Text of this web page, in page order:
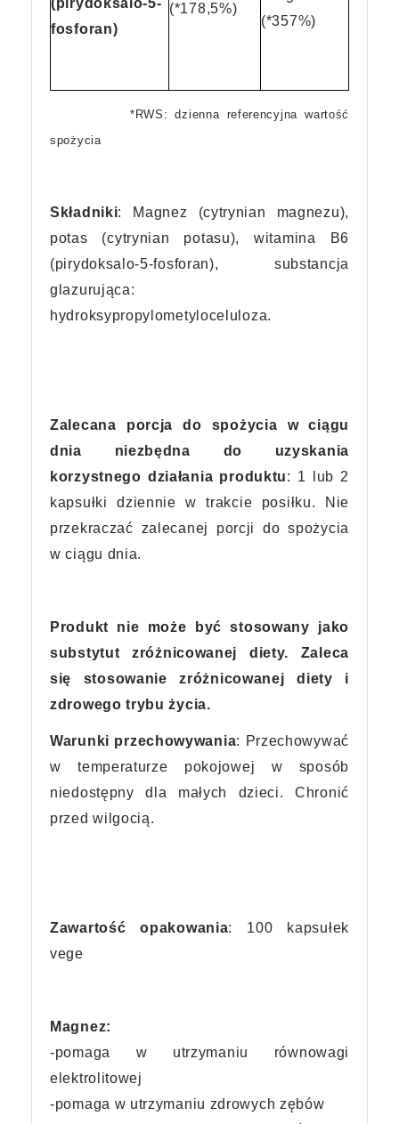
(pirydoksalo-5-
fosforan)
(*178,5%)
(*357%)
*RWS: dzienna referencyjna wartość
spożycia
Składniki: Magnez (cytrynian magnezu),
potas (cytrynian potasu), witamina B6
(pirydoksalo-5-fosforan), substancja
glazurująca:
hydroksypropylometyloceluloza.
Zalecana porcja do spożycia w ciągu
dnia niezbędna do uzyskania
korzystnego działania produktu: 1 lub 2
kapsułki dziennie w trakcie posiłku. Nie
przekraczać zalecanej porcji do spożycia
w ciągu dnia.
Produkt nie może być stosowany jako
substytut zróżnicowanej diety. Zaleca
się stosowanie zróżnicowanej diety i
zdrowego trybu życia.
Warunki przechowywania: Przechowywać
w temperaturze pokojowej w sposób
niedostępny dla małych dzieci. Chronić
przed wilgocią.
Zawartość opakowania: 100 kapsułek
vege
Magnez:
-pomaga w utrzymaniu równowagi
elektrolitowej
-pomaga w utrzymaniu zdrowych zębów